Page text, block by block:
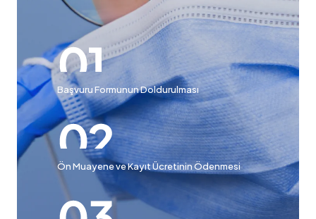
Başvuru Formunun Doldurulması
Ön Muayene ve Kayıt Ücretinin Ödenmesi